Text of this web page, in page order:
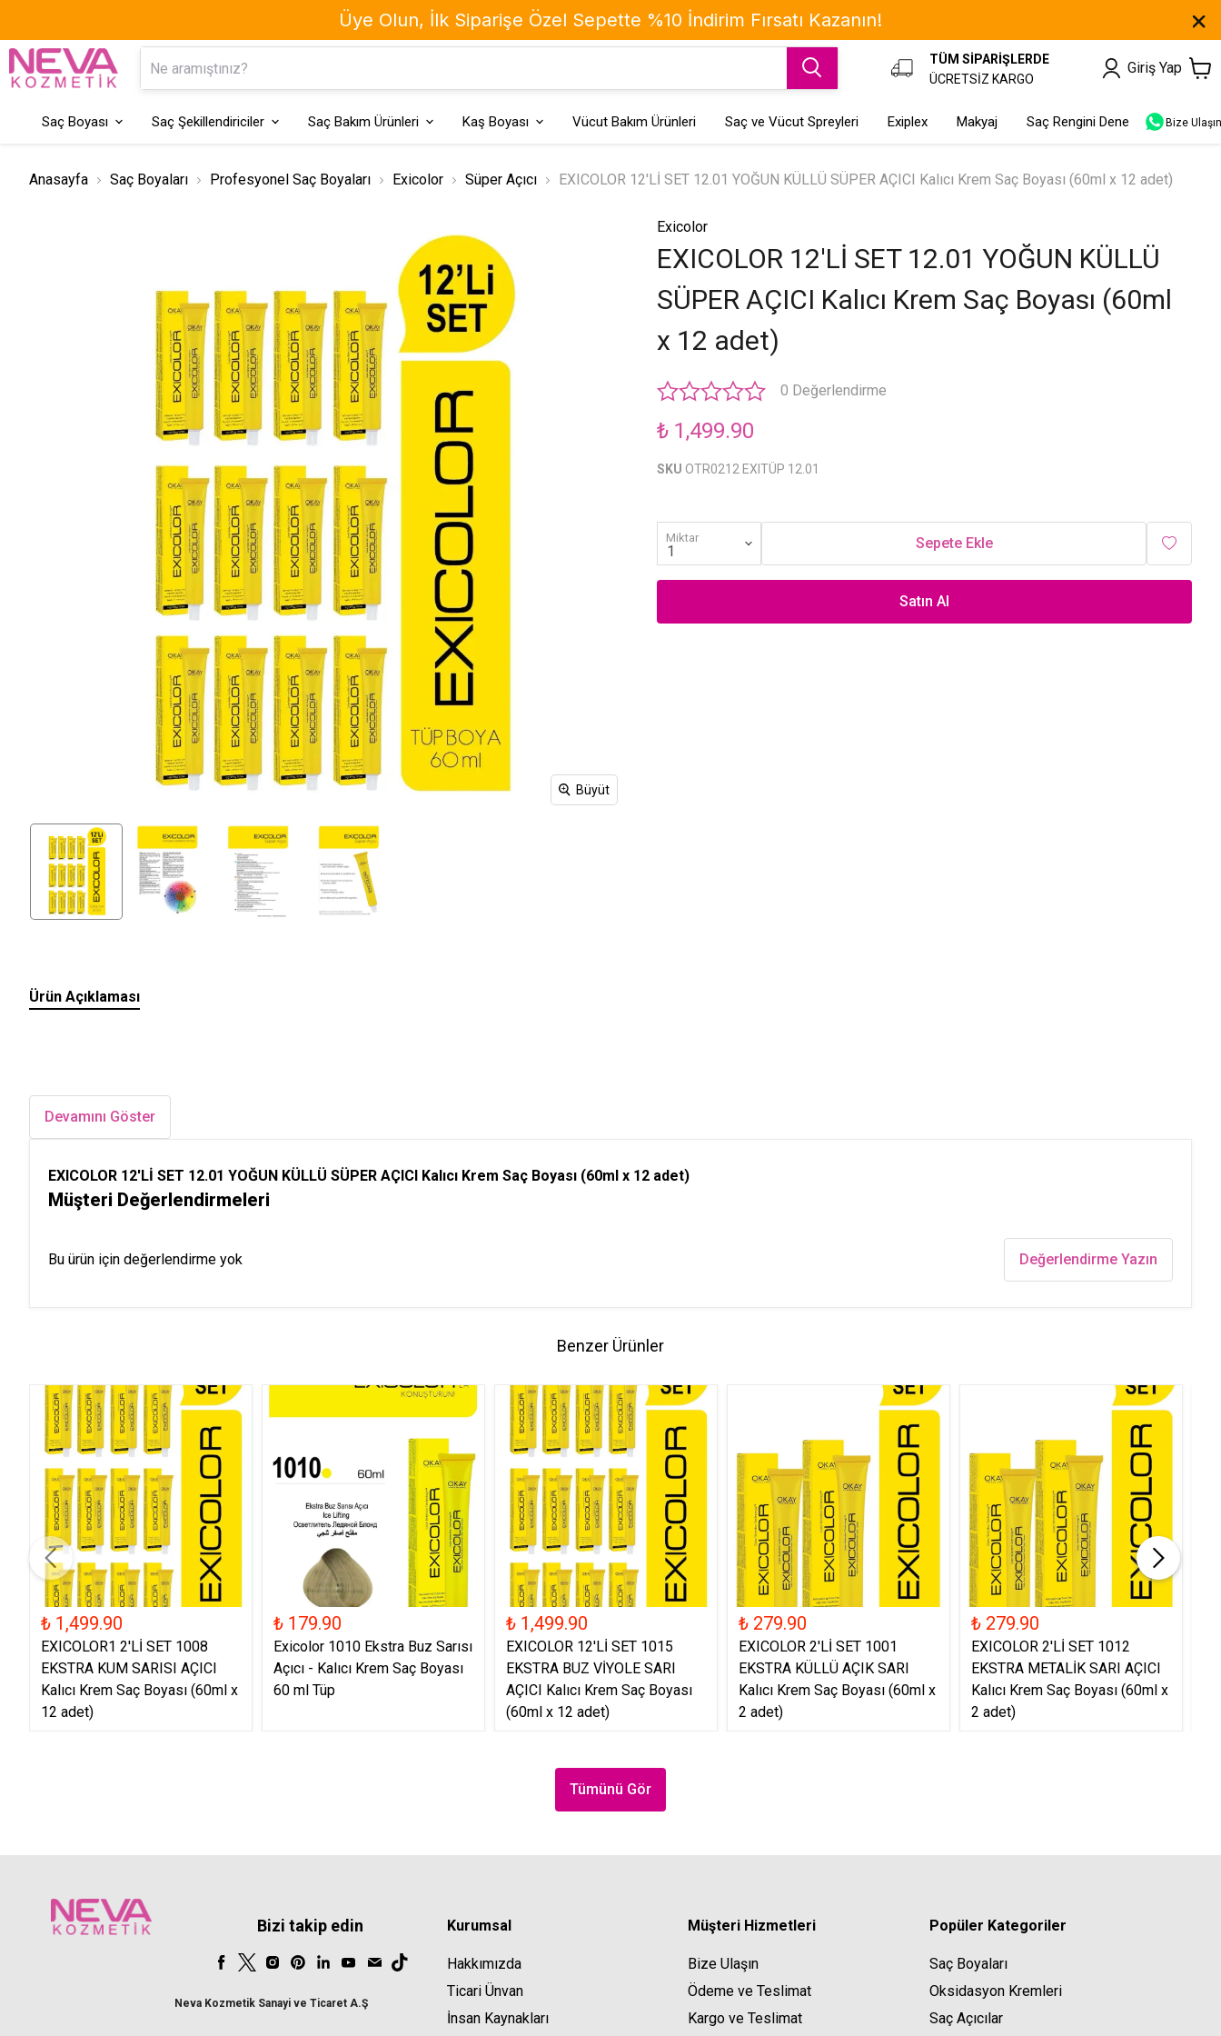
TÜM SİPARİŞLERDE
ÜCRETSİZ KARGO
Giriş Yap
Saç Boyası Saç Şekillendiriciler Saç Bakım Ürünleri Kaş Boyası Vücut Bakım Ürünleri Saç ve Vücut Spreyleri Exiplex Makyaj Saç Rengini Dene Bize Ulaşın
Anasayfa Saç Boyaları Profesyonel Saç Boyaları Exicolor Süper Açıcı EXICOLOR 12'Lİ SET 12.01 YOĞUN KÜLLÜ SÜPER AÇICI Kalıcı Krem Saç Boyası (60ml x 12 adet)
Büyüt
Exicolor
EXICOLOR 12'Lİ SET 12.01 YOĞUN KÜLLÜ
SÜPER AÇICI Kalıcı Krem Saç Boyası (60ml
x 12 adet)
0 Değerlendirme
₺ 1,499.90
SKU OTR0212 EXITÜP 12.01
Miktar Sepete Ekle
Satın Al
Ürün Açıklaması
Devamını Göster
EXICOLOR 12'Lİ SET 12.01 YOĞUN KÜLLÜ SÜPER AÇICI Kalıcı Krem Saç Boyası (60ml x 12 adet)
Müşteri Değerlendirmeleri
Bu ürün için değerlendirme yok Değerlendirme Yazın
Benzer Ürünler
₺ 1,499.90
EXICOLOR1 2'Lİ SET 1008
EKSTRA KUM SARISI AÇICI
Kalıcı Krem Saç Boyası (60ml x
12 adet)
₺ 179.90
Exicolor 1010 Ekstra Buz Sarısı
Açıcı - Kalıcı Krem Saç Boyası
60 ml Tüp
₺ 1,499.90
EXICOLOR 12'Lİ SET 1015
EKSTRA BUZ VİYOLE SARI
AÇICI Kalıcı Krem Saç Boyası
(60ml x 12 adet)
₺ 279.90
EXICOLOR 2'Lİ SET 1001
EKSTRA KÜLLÜ AÇIK SARI
Kalıcı Krem Saç Boyası (60ml x
2 adet)
₺ 279.90
EXICOLOR 2'Lİ SET 1012
EKSTRA METALİK SARI AÇICI
Kalıcı Krem Saç Boyası (60ml x
2 adet)
Tümünü Gör
Bizi takip edin
Neva Kozmetik Sanayi ve Ticaret A.Ş
Kurumsal
Hakkımızda
Ticari Ünvan
İnsan Kaynakları
Müşteri Hizmetleri
Bize Ulaşın
Ödeme ve Teslimat
Kargo ve Teslimat
Popüler Kategoriler
Saç Boyaları
Oksidasyon Kremleri
Saç Açıcılar
Üye Olun, İlk Siparişe Özel Sepette %10 İndirim Fırsatı Kazanın!